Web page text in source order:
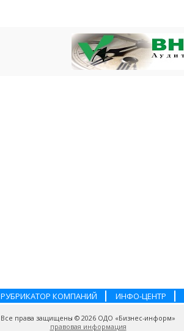
РУБРИКАТОР КОМПАНИЙ ИНФО-ЦЕНТР
Все права защищены © 2026 ОДО «Бизнес-информ»
правовая информация